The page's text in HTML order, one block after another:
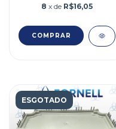
8 x de R$16,05
ESGOTADO